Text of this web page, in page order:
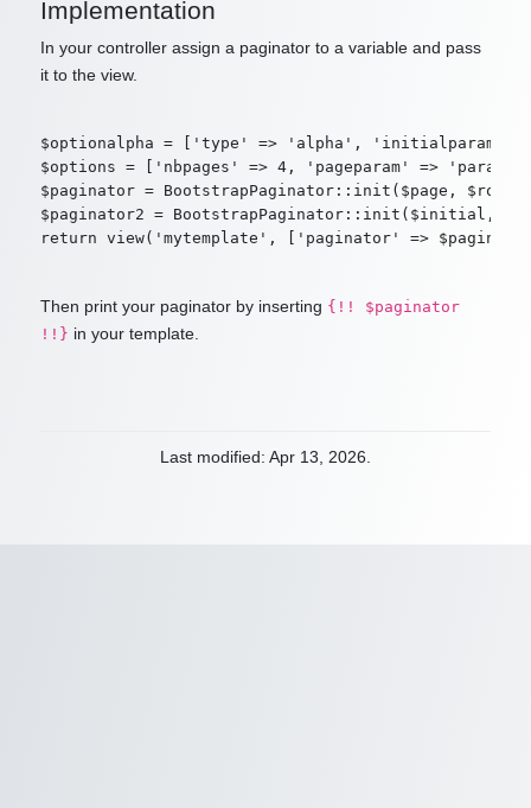
Implementation
In your controller assign a paginator to a variable and pass
it to the view.
$optionalpha = ['type' => 'alpha', 'initialparam'
$options = ['nbpages' => 4, 'pageparam' =>
$paginator = BootstrapPaginator::init($page,
$paginator2 = BootstrapPaginator::init($initial,
Then print your paginator by inserting {!! $paginator
!!} in your template.
Last modified: Apr 13, 2026.